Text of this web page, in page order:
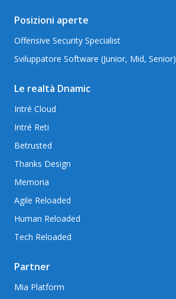
Posizioni aperte
Offensive Security Specialist
Sviluppatore Software (Junior, Mid, Senior)
Le realtà Dnamic
Intré Cloud
Intré Reti
Betrusted
Thanks Design
Memoria
Agile Reloaded
Human Reloaded
Tech Reloaded
Partner
Mia Platform